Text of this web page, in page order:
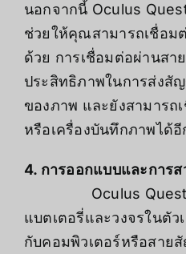
นอกจากนี้ Oculus
ช่วยให้คุณสามารถเชื่อม
ด้วย การเชื่อมต่อผ่านสา
ประสิทธิภาพในการส่ง
ของภาพ และยังสามารถ
หรือเครื่องบันทึกภาพได้อี
4. การออกแบบและการส
Oculus Quest 2
แบตเตอรี่และวงจรในตัว
กับคอมพิวเตอร์หรือสา